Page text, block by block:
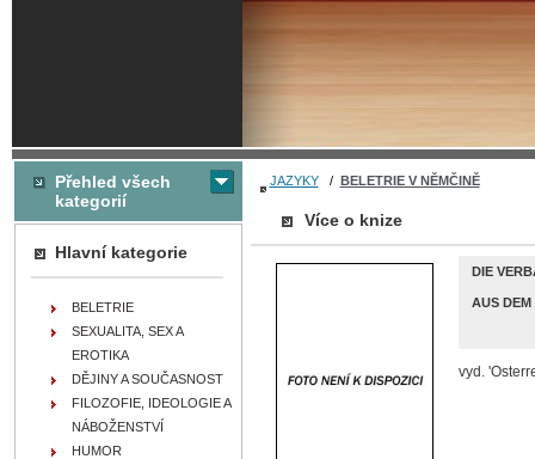
JAZYKY/ BELETRIE V NĚMČINĚ
Více o knize
DIE
AUS DEM
vyd.
Přehled všech
kategorií
Hlavní kategorie
BELETRIE
SEXUALITA, SEX A
EROTIKA
DĚJINY A SOUČASNOST
FILOZOFIE, IDEOLOGIE A
NÁBOŽENSTVÍ
HUMOR